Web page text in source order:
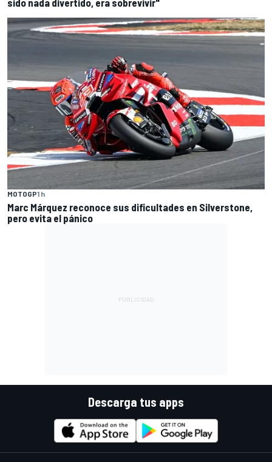
sido nada divertido, era sobrevivir"
MOTOGP1 h
Marc Márquez reconoce sus dificultades en Silverstone,
pero evita el pánico
Descarga tus apps